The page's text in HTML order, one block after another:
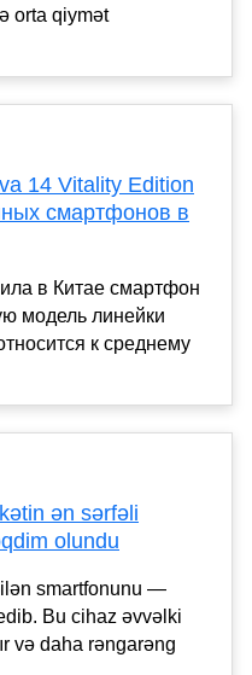
orta qiymət
14 Vitality Edition
смартфонов в
в Китае смартфон
модель линейки
к среднему
ən sərfəli
olundu
smartfonunu —
Bu cihaz əvvəlki
və daha rəngarəng